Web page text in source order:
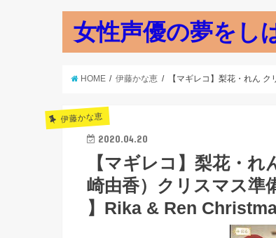
女性声優の夢をし
HOME 伊藤かな恵 【マギレコ】梨花・れん
伊藤かな恵
2020.04.20
【マギレコ】梨花・
崎由香）クリスマス準
】Rika & Ren